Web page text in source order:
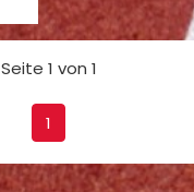
Seite 1 von 1
1